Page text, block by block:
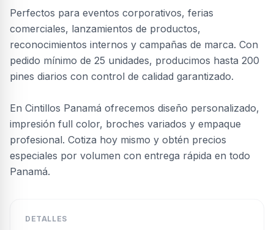
Perfectos para eventos corporativos, ferias
comerciales, lanzamientos de productos,
reconocimientos internos y campañas de marca. Con
pedido mínimo de 25 unidades, producimos hasta 200
pines diarios con control de calidad garantizado.
En Cintillos Panamá ofrecemos diseño personalizado,
impresión full color, broches variados y empaque
profesional. Cotiza hoy mismo y obtén precios
especiales por volumen con entrega rápida en todo
Panamá.
DETALLES